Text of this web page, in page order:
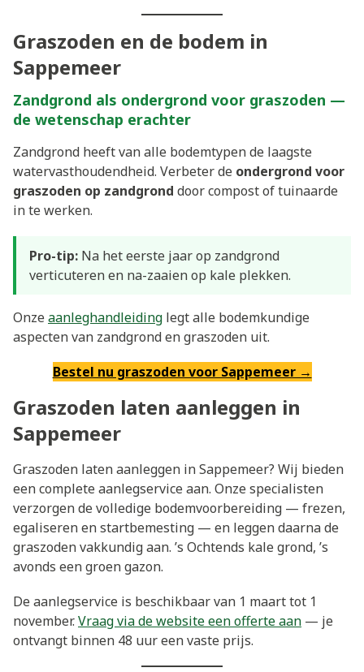
Graszoden en de bodem in
Sappemeer
Zandgrond als ondergrond voor graszoden —
de wetenschap erachter
Zandgrond heeft van alle bodemtypen de laagste
watervasthoudendheid. Verbeter de ondergrond voor
graszoden op zandgrond door compost of tuinaarde
in te werken.
Pro-tip: Na het eerste jaar op zandgrond
verticuteren en na-zaaien op kale plekken.
Onzeaanleghandleiding legt alle bodemkundige
aspecten van zandgrond en graszoden uit.
Bestel nu graszoden voor Sappemeer →
Graszoden laten aanleggen in
Sappemeer
Graszoden laten aanleggen in Sappemeer? Wij bieden
een complete aanlegservice aan. Onze specialisten
verzorgen de volledige bodemvoorbereiding — frezen,
egaliseren en startbemesting — en leggen daarna de
graszoden vakkundig aan. ’s Ochtends kale grond, ’s
avonds een groen gazon.
De aanlegservice is beschikbaar van 1 maart tot 1
november.Vraag via de website een offerte aan — je
ontvangt binnen 48 uur een vaste prijs.